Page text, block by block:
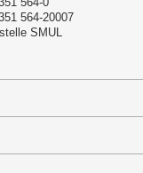
564-20007
SMUL